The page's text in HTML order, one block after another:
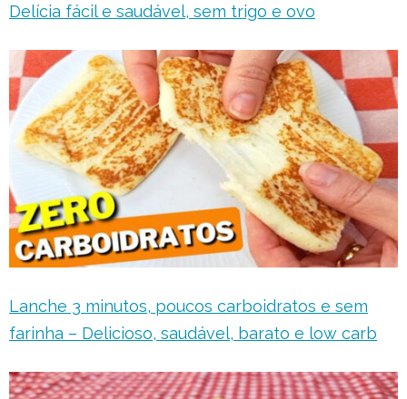
Delícia fácil e saudável, sem trigo e ovo
Lanche 3 minutos, poucos carboidratos e sem
farinha – Delicioso, saudável, barato e low carb